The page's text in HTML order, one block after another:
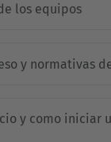
los equipos
y normativas
y como iniciar